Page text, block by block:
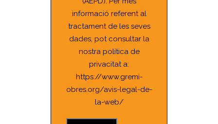
informació referent al
tractament de les seves
dades, pot consultar la
nostra política de
privacitat a:
https://www.gremi-
obres.org/avis-legal-de-
la-web/